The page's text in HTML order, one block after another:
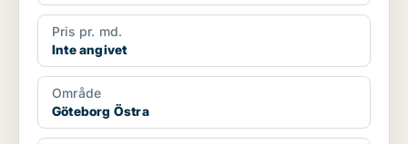
Pris pr. md.
Inte angivet
Område
Göteborg Östra